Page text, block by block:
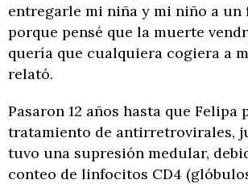
entregarle mi niña y mi niño a un
porque pensé que la muerte
quería que cualquiera cogiera a
relató.
Pasaron 12 años hasta que
tratamiento de antirretrovirales,
tuvo una supresión medular,
conteo de linfocitos CD4